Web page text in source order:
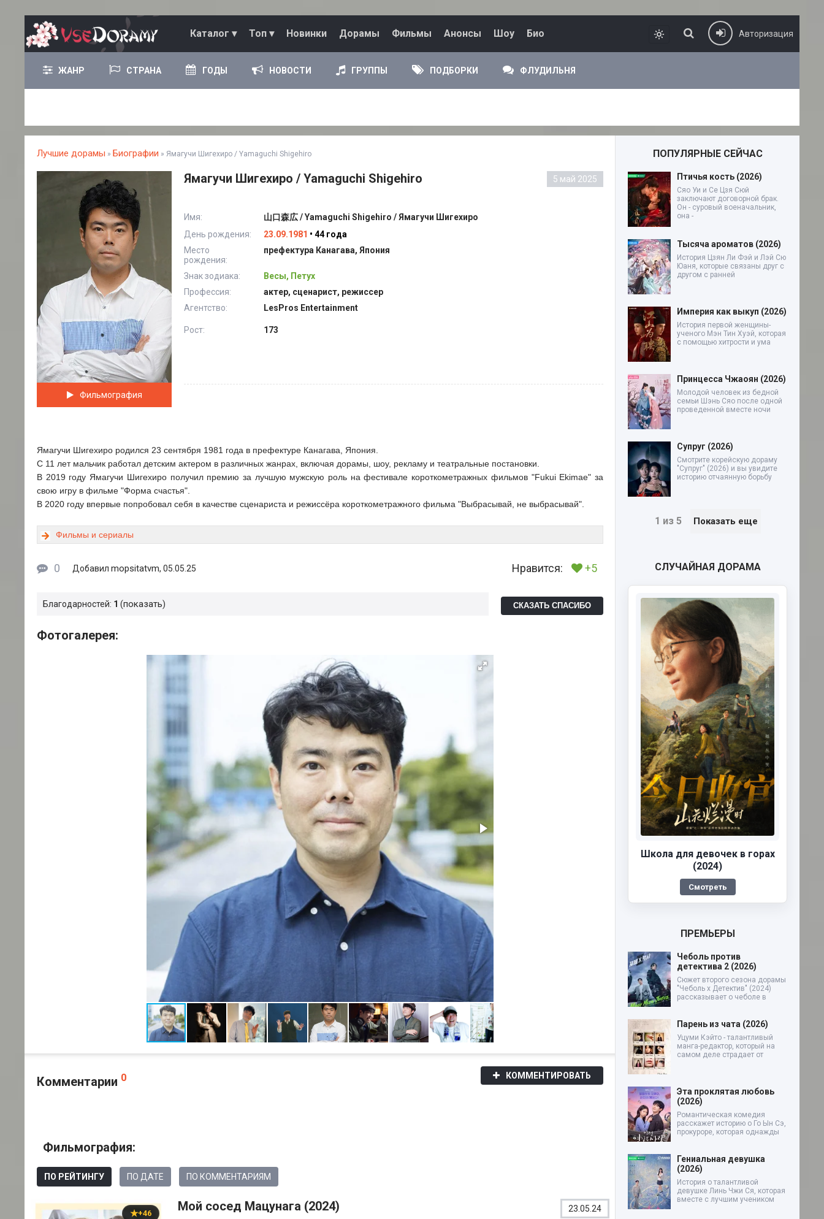
Каталог ▾ Топ ▾ Новинки Дорамы Фильмы Анонсы Шоу Био Авторизация
ЖАНР СТРАНА ГОДЫ НОВОСТИ ГРУППЫ ПОДБОРКИ ФЛУДИЛЬНЯ
Лучшие дорамы » Биографии » Ямагучи Шигехиро / Yamaguchi Shigehiro
Фильмография
Ямагучи Шигехиро / Yamaguchi Shigehiro 5 май 2025
Имя:
山口森広 / Yamaguchi Shigehiro / Ямагучи Шигехиро
День рождения:
23.09.1981 • 44 года
Место
рождения:
префектура Канагава, Япония
Знак зодиака:
Весы, Петух
Профессия:
актер, сценарист, режиссер
Агентство:
LesPros Entertainment
Рост: 173
Ямагучи Шигехиро родился 23 сентября 1981 года в префектуре Канагава, Япония.
С 11 лет мальчик работал детским актером в различных жанрах, включая дорамы, шоу, рекламу и театральные постановки.
В 2019 году Ямагучи Шигехиро получил премию за лучшую мужскую роль на фестивале короткометражных фильмов "Fukui Ekimae" за
свою игру в фильме "Форма счастья".
В 2020 году впервые попробовал себя в качестве сценариста и режиссёра короткометражного фильма "Выбрасывай, не выбрасывай".
Фильмы и сериалы
0 Добавил mopsitatvm, 05.05.25 Нравится: +5
Благодарностей: 1 показать СКАЗАТЬ СПАСИБО
Фотогалерея:
Комментарии 0 КОММЕНТИРОВАТЬ
Фильмография:
ПО РЕЙТИНГУ ПО ДАТЕ ПО КОММЕНТАРИЯМ
+46 Мой сосед Мацунага (2024) 23.05.24
ПОПУЛЯРНЫЕ СЕЙЧАС
Птичья кость (2026)
Сяо Уи и Се Цзя Сюй
заключают договорной брак.
Он - суровый военачальник,
она -
Тысяча ароматов (2026)
История Цзян Ли Фэй и Лэй Сю
Юаня, которые связаны друг с
другом с ранней
Империя как выкуп (2026)
История первой женщины-
ученого Мэн Тин Хуэй, которая
с помощью хитрости и ума
Принцесса Чжаоян (2026)
Молодой человек из бедной
семьи Шэнь Сяо после одной
проведенной вместе ночи
Супруг (2026)
Смотрите корейскую дораму
"Супруг" (2026) и вы увидите
историю отчаянную борьбу
1 из 5 Показать еще
СЛУЧАЙНАЯ ДОРАМА
Школа для девочек в горах
(2024)
Смотреть
ПРЕМЬЕРЫ
Чеболь против
детектива 2 (2026)
Сюжет второго сезона дорамы
"Чеболь x Детектив" (2024)
рассказывает о чеболе в
Парень из чата (2026)
Уцуми Кэйто - талантливый
манга-редактор, который на
самом деле страдает от
Эта проклятая любовь
(2026)
Романтическая комедия
расскажет историю о Го Ын Сэ,
прокуроре, которая однажды
Гениальная девушка
(2026)
История о талантливой
девушке Линь Чжи Ся, которая
вместе с лучшим учеником